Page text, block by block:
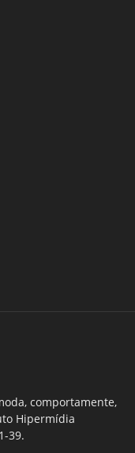
comportamente,
Hipermídia
39.